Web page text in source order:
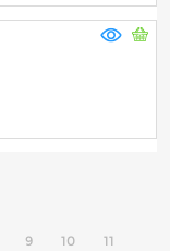
9 10 11